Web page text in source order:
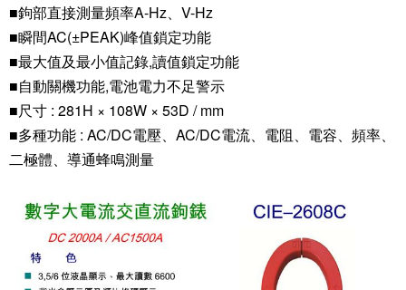
■鉤部直接測量頻率A-Hz、V-Hz
■瞬間AC(±PEAK)峰值鎖定功能
■最大值及最小值記錄,讀值鎖定功能
■自動關機功能,電池電力不足警示
■尺寸 : 281H × 108W × 53D / mm
■多種功能 : AC/DC電壓、AC/DC電流、電阻、電容、頻率、
二極體、導通蜂鳴測量